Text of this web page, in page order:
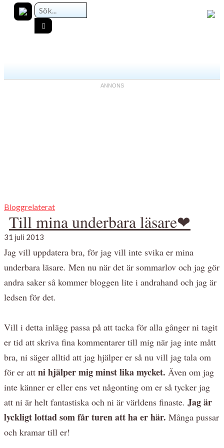
Bloggrelaterat
Till mina underbara läsare❤
31 juli 2013
Jag vill uppdatera bra, för jag vill inte svika er mina
underbara läsare. Men nu när det är sommarlov och jag gör
andra saker så kommer bloggen lite i andrahand och jag är
ledsen för det.
Vill i detta inlägg passa på att tacka för alla gånger ni tagit
er tid att skriva fina kommentarer till mig när jag inte mått
bra, ni säger alltid att jag hjälper er så nu vill jag tala om
för er att ni hjälper mig minst lika mycket. Även om jag
inte känner er eller ens vet någonting om er så tycker jag
att ni är helt fantastiska och ni är världens finaste. Jag är
lyckligt lottad som får turen att ha er här. Många pussar
och kramar till er!